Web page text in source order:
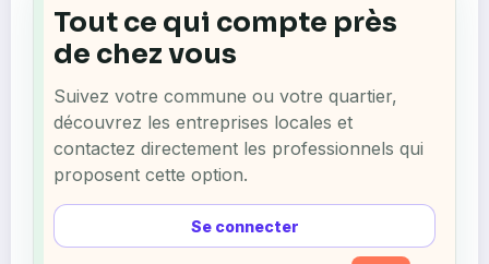
Se connecter
Tout ce qui compte près
de chez vous
Suivez votre commune ou votre quartier,
découvrez les entreprises locales et
contactez directement les professionnels qui
proposent cette option.